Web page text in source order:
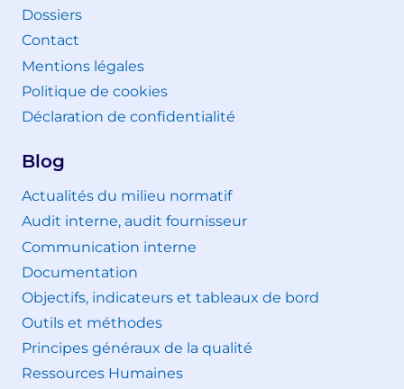
Dossiers
Contact
Mentions légales
Politique de cookies
Déclaration de confidentialité
Blog
Actualités du milieu normatif
Audit interne, audit fournisseur
Communication interne
Documentation
Objectifs, indicateurs et tableaux de bord
Outils et méthodes
Principes généraux de la qualité
Ressources Humaines